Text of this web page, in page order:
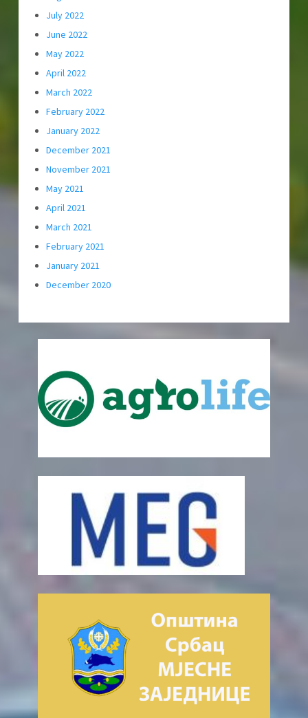
July 2022
June 2022
May 2022
April 2022
March 2022
February 2022
January 2022
December 2021
November 2021
May 2021
April 2021
March 2021
February 2021
January 2021
December 2020